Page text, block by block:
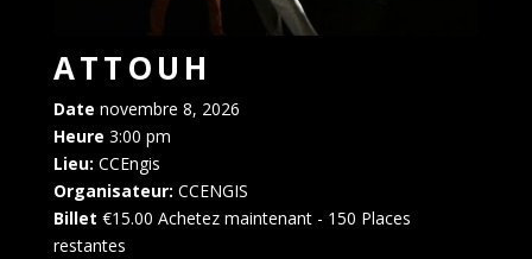
ATTOUH
Date novembre 8, 2026
Heure 3:00 pm
Lieu: CCEngis
Organisateur: CCENGIS
Billet €15.00 Achetez maintenant- 150 Places
restantes